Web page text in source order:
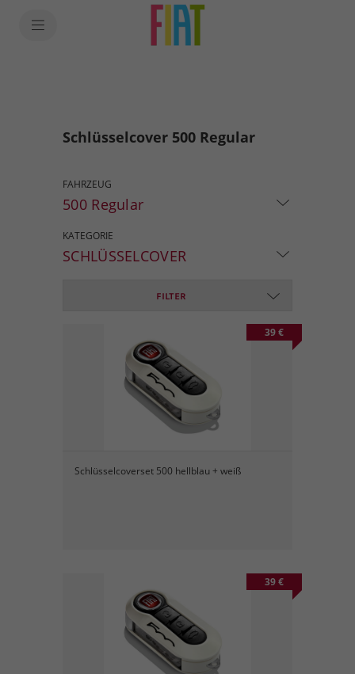
Schlüsselcover 500 Regular
FAHRZEUG
500 Regular
KATEGORIE
SCHLÜSSELCOVER
FILTER
39 €
Schlüsselcoverset 500 hellblau + weiß
39 €